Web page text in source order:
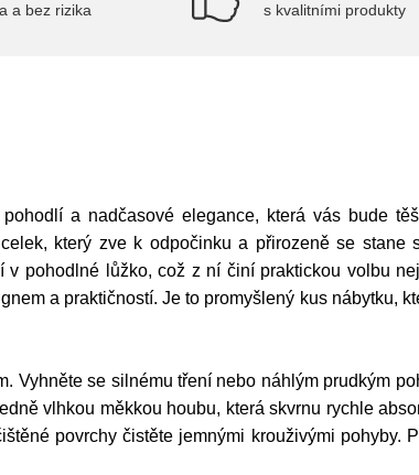
a bez rizika s kvalitními produkty
a nadčasové elegance, která vás bude
který zve k odpočinku a přirozeně se stane
v pohodlné lůžko, což z ní činí praktickou volbu
a praktičností. Je to promyšlený kus nábytku,
Vyhněte se silnému tření nebo náhlým prudkým
vlhkou měkkou houbu, která skvrnu rychle
povrchy čistěte jemnými krouživými pohyby.